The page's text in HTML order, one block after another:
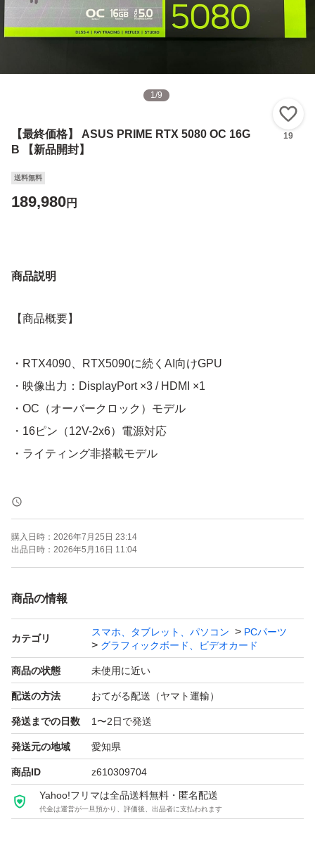
1/9
【最終価格】 ASUS PRIME RTX 5080 OC 16G
B 【新品開封】
19
送料無料
189,980円
商品説明
【商品概要】
・RTX4090、RTX5090に続くAI向けGPU
・映像出力：DisplayPort ×3 / HDMI ×1
・OC（オーバークロック）モデル
・16ピン（12V-2x6）電源対応
・ライティング非搭載モデル
【付属品】
・GPU本体
・製品箱
・オリジナルグッズ
【商品状態】
・新品未使用を動作確認のために開封
・ベンチマークテスト連続完走確認済み
・テストピーク時の温度問題なし
・出力ポート全て問題なし
購入日時： 2026年7月25日 23:14
出品日時： 2026年5月16日 11:04
商品の情報
カテゴリ
スマホ、タブレット、パソコン
PCパーツ
グラフィックボード、ビデオカード
商品の状態 未使用に近い
配送の方法 おてがる配送（ヤマト運輸）
発送までの日数 1〜2日で発送
発送元の地域 愛知県
商品ID z610309704
Yahoo!フリマは全品送料無料・匿名配送
代金は運営が一旦預かり、評価後、出品者に支払われます